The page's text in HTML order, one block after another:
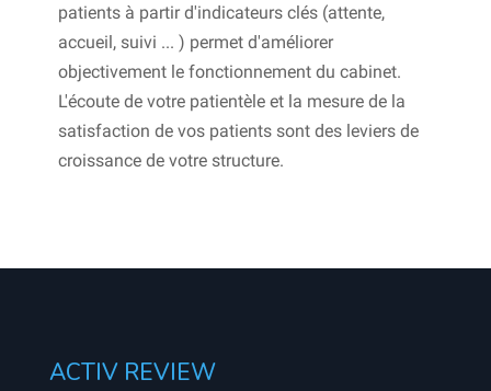
patients à partir d'indicateurs clés (attente,
accueil, suivi ... ) permet d'améliorer
objectivement le fonctionnement du cabinet.
L'écoute de votre patientèle et la mesure de la
satisfaction de vos patients sont des leviers de
croissance de votre structure.
ACTIV REVIEW